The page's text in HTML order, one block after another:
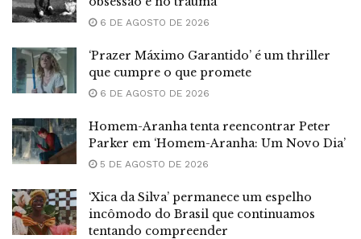
6 DE AGOSTO DE 2026
‘Prazer Máximo Garantido’ é um thriller
que cumpre o que promete
6 DE AGOSTO DE 2026
Homem-Aranha tenta reencontrar Peter
Parker em ‘Homem-Aranha: Um Novo Dia’
5 DE AGOSTO DE 2026
‘Xica da Silva’ permanece um espelho
incômodo do Brasil que continuamos
tentando compreender